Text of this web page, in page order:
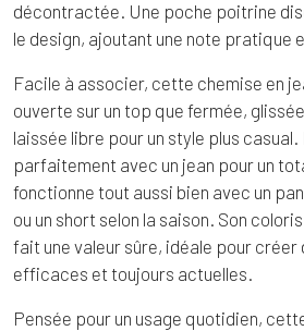
décontractée. Une poche poitrine
le design, ajoutant une note pratique
Facile à associer, cette chemise en
ouverte sur un top que fermée,
laissée libre pour un style plus casual.
parfaitement avec un jean pour un
fonctionne tout aussi bien avec un
ou un short selon la saison. Son
fait une valeur sûre, idéale pour créer
efficaces et toujours actuelles.
Pensée pour un usage quotidien,